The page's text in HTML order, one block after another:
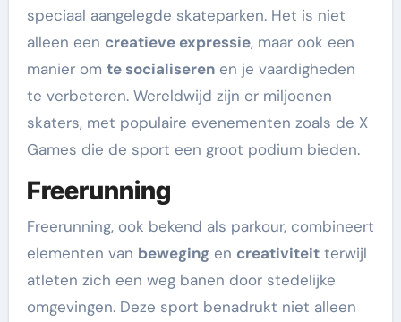
speciaal aangelegde skateparken. Het is niet
alleen een creatieve expressie, maar ook een
manier om te socialiserenen je vaardigheden
te verbeteren. Wereldwijd zijn er miljoenen
skaters, met populaire evenementen zoals de X
Games die de sport een groot podium bieden.
Freerunning
Freerunning, ook bekend als parkour, combineert
elementen van bewegingen creativiteitterwijl
atleten zich een weg banen door stedelijke
omgevingen. Deze sport benadrukt niet alleen